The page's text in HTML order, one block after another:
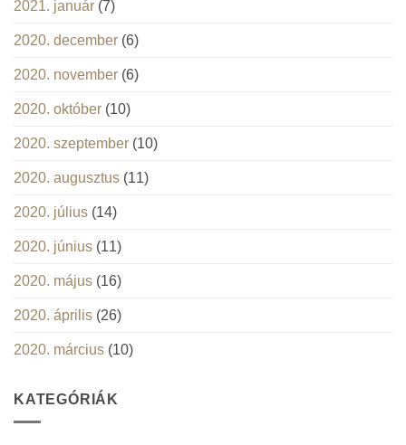
2021. január (7)
2020. december (6)
2020. november (6)
2020. október (10)
2020. szeptember (10)
2020. augusztus (11)
2020. július (14)
2020. június (11)
2020. május (16)
2020. április (26)
2020. március (10)
KATEGÓRIÁK